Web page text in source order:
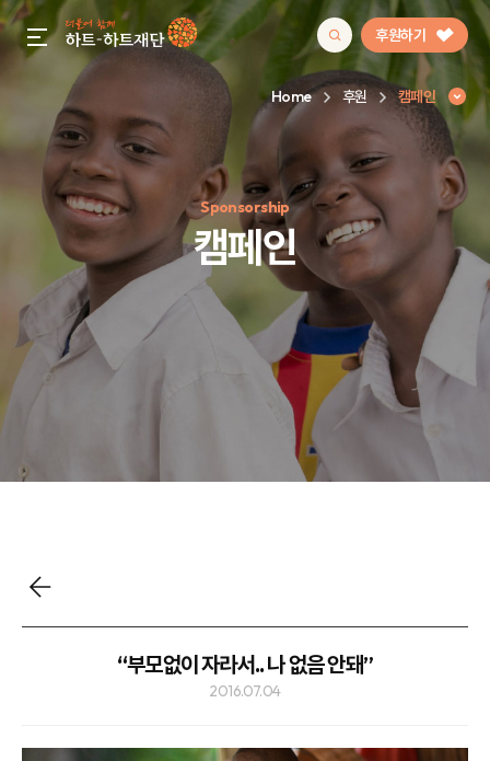
gnb menu open 후원하기
인기 키워드
#정기후원#하트플레이스#캠페인 #팬덤후원
Home 후원 캠페인
Sponsorship
캠페인
“부모없이 자라서.. 나 없음 안돼”
2016.07.04